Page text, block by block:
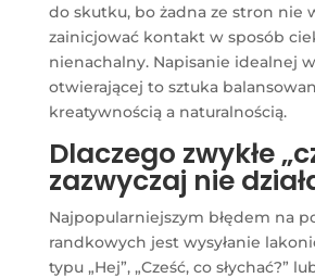
do skutku, bo żadna ze stron nie
zainicjować kontakt w sposób
nienachalny. Napisanie idealnej
otwierającej to sztuka
kreatywnością a naturalnością.
Dlaczego zwykłe
zazwyczaj nie
Najpopularniejszym błędem na
randkowych jest wysyłanie
typu „Hej”, „Cześć, co słychać?”